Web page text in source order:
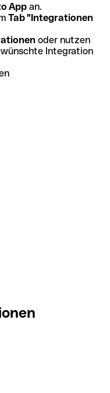
App an.
Tab "Integrationen
oder nutzen
Integration